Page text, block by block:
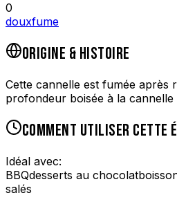
0
douxfume
ORIGINE & HISTOIRE
Cette cannelle est fumée après
profondeur boisée à la cannelle
COMMENT UTILISER CETTE
Idéal avec:
BBQdesserts au chocolat
salés